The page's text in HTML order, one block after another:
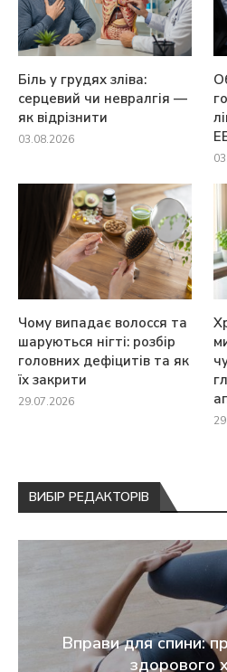
Біль у грудях зліва:
серцевий чи невралгія —
як відрізнити
03.08.2026
Чому випадає волосся та
шаруються нігті: розбір
головних дефіцитів та як
їх закрити
29.07.2026
ВИБІР РЕДАКТОРІВ
Вправи для спини:
здорового